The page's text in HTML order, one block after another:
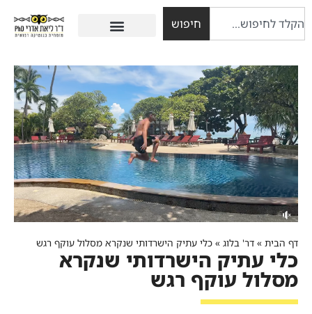
חיפוש
דף הבית » דר' בלוג » כלי עתיק הישרדותי שנקרא מסלול עוקף רגש
כלי עתיק הישרדותי שנקרא
מסלול עוקף רגש